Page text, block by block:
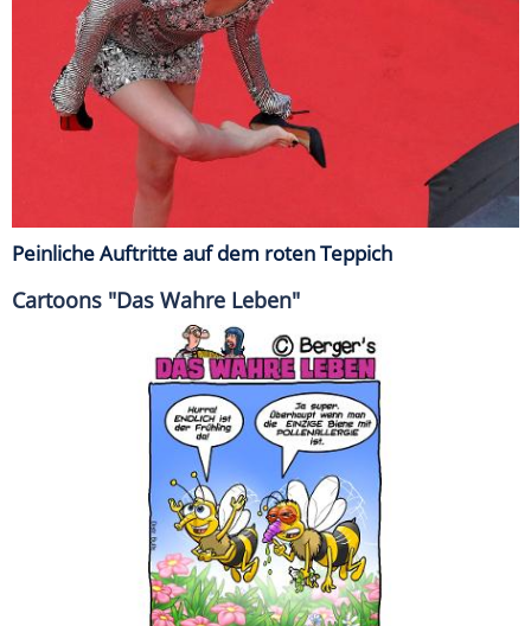
Peinliche Auftritte auf dem roten Teppich
Cartoons "Das Wahre Leben"